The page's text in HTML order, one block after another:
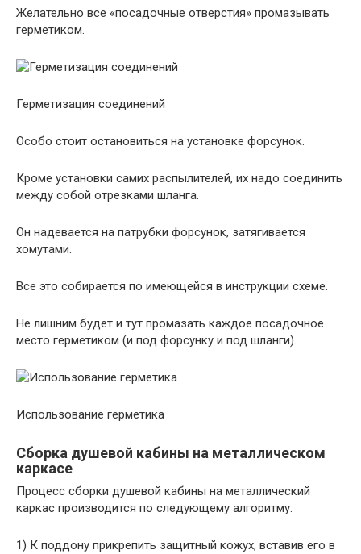
Желательно все «посадочные отверстия» промазывать
герметиком.
Герметизация соединений
Особо стоит остановиться на установке форсунок.
Кроме установки самих распылителей, их надо соединить
между собой отрезками шланга.
Он надевается на патрубки форсунок, затягивается
хомутами.
Все это собирается по имеющейся в инструкции схеме.
Не лишним будет и тут промазать каждое посадочное
место герметиком (и под форсунку и под шланги).
Использование герметика
Сборка душевой кабины на металлическом
каркасе
Процесс сборки душевой кабины на металлический
каркас производится по следующему алгоритму:
1) К поддону прикрепить защитный кожух, вставив его в